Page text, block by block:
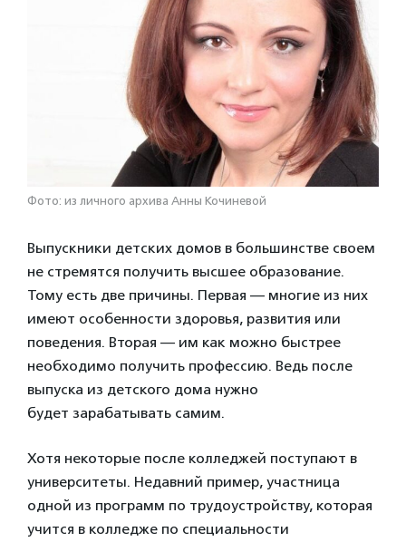
Фото: из личного архива Анны Кочиневой
Выпускники детских домов в большинстве своем
не стремятся получить высшее образование.
Тому есть две причины. Первая — многие из них
имеют особенности здоровья, развития или
поведения. Вторая — им как можно быстрее
необходимо получить профессию. Ведь после
выпуска из детского дома нужно
будет зарабатывать самим.
Хотя некоторые после колледжей поступают в
университеты. Недавний пример, участница
одной из программ по трудоустройству, которая
учится в колледже по специальности